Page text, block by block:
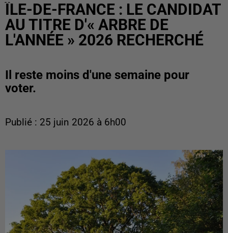
ÎLE-DE-FRANCE : LE CANDIDAT
AU TITRE D'« ARBRE DE
L'ANNÉE » 2026 RECHERCHÉ
Il reste moins d'une semaine pour
voter.
Publié : 25 juin 2026 à 6h00